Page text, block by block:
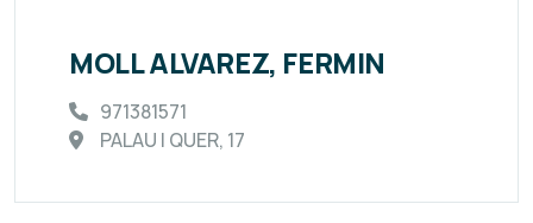
MOLL ALVAREZ, FERMIN
971381571
PALAU I QUER, 17